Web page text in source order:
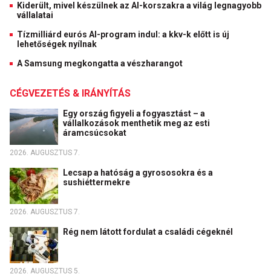
Kiderült, mivel készülnek az AI-korszakra a világ legnagyobb
vállalatai
Tízmilliárd eurós AI-program indul: a kkv-k előtt is új
lehetőségek nyílnak
A Samsung megkongatta a vészharangot
CÉGVEZETÉS & IRÁNYÍTÁS
Egy ország figyeli a fogyasztást – a
vállalkozások menthetik meg az esti
áramcsúcsokat
2026. AUGUSZTUS 7.
Lecsap a hatóság a gyrososokra és a
sushiéttermekre
2026. AUGUSZTUS 7.
Rég nem látott fordulat a családi cégeknél
2026. AUGUSZTUS 5.